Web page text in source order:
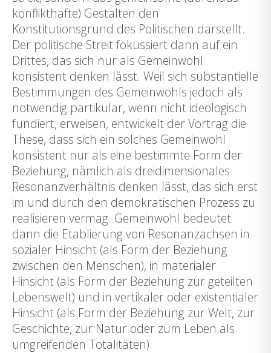
konflikthafte) Gestalten den
Konstitutionsgrund des Politischen darstellt.
Der politische Streit fokussiert dann auf ein
Drittes, das sich nur als Gemeinwohl
konsistent denken lässt. Weil sich substantielle
Bestimmungen des Gemeinwohls jedoch als
notwendig partikular, wenn nicht ideologisch
fundiert, erweisen, entwickelt der Vortrag die
These, dass sich ein solches Gemeinwohl
konsistent nur als eine bestimmte Form der
Beziehung, nämlich als dreidimensionales
Resonanzverhältnis denken lässt, das sich erst
im und durch den demokratischen Prozess zu
realisieren vermag. Gemeinwohl bedeutet
dann die Etablierung von Resonanzachsen in
sozialer Hinsicht (als Form der Beziehung
zwischen den Menschen), in materialer
Hinsicht (als Form der Beziehung zur geteilten
Lebenswelt) und in vertikaler oder existentialer
Hinsicht (als Form der Beziehung zur Welt, zur
Geschichte, zur Natur oder zum Leben als
umgreifenden Totalitäten).